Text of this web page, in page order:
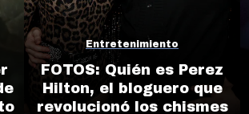
Entretenimiento
FOTOS: Quién es Perez
Hilton, el bloguero que
revolucionó los chismes